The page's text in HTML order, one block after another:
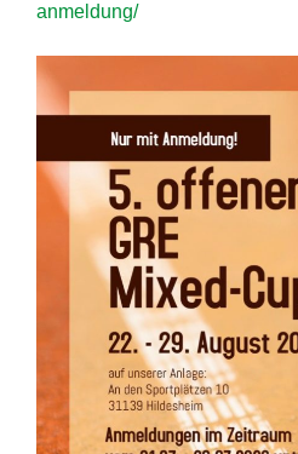
anmeldung/